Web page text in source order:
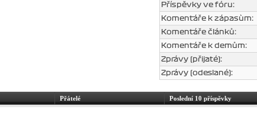
Příspěvky ve fóru:
Komentáře k zápasùm:
Komentáře článků:
Komentáře k demům:
Zprávy (přijaté):
Zprávy (odeslané):
Přátelé Poslední 10 příspěvky